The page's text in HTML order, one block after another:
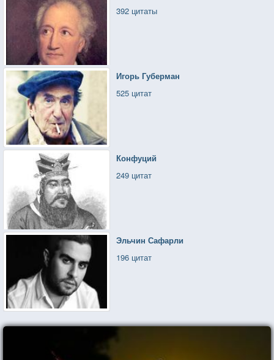
392 цитаты
Игорь Губерман
525 цитат
Конфуций
249 цитат
Эльчин Сафарли
196 цитат